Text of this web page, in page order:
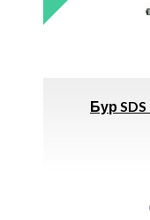
CUTOP Profi